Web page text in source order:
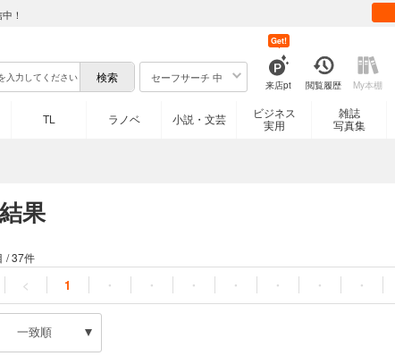
！
セーフサーチ 中
来店pt
Get!
閲覧履歴 My本棚
TL ラノベ 小説・文芸
ビジネス
実用
雑誌
写真集
果
/37件
< 1 ・ ・ ・ ・ ・ ・ ・
一致順